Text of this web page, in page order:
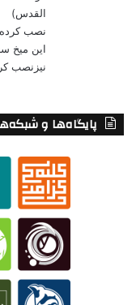
القدس)
نصب کرده
این میخ
نیزنصب
پایگاه‌ها و